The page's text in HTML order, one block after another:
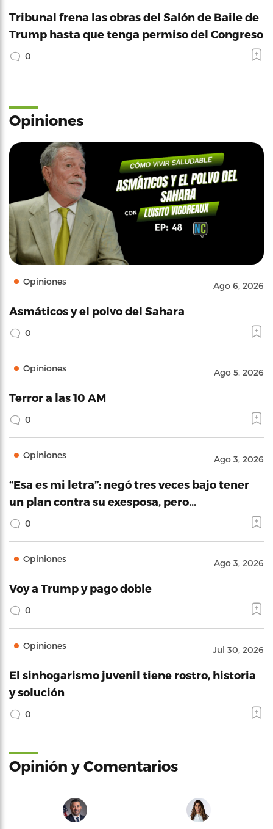
Tribunal frena las obras del Salón de Baile de
Trump hasta que tenga permiso del Congreso
0
Opiniones
Opiniones Ago 6, 2026
Asmáticos y el polvo del Sahara
0
Opiniones Ago 5, 2026
Terror a las 10 AM
0
Opiniones Ago 3, 2026
“Esa es mi letra”: negó tres veces bajo tener
un plan contra su exesposa, pero…
0
Opiniones Ago 3, 2026
Voy a Trump y pago doble
0
Opiniones Jul 30, 2026
El sinhogarismo juvenil tiene rostro, historia
y solución
0
Opinión y Comentarios